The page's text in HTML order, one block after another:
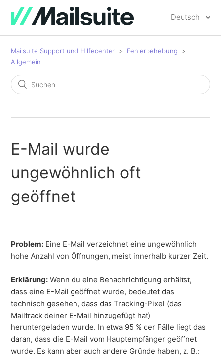
Deutsch
Mailsuite Support und Hilfecenter
Fehlerbehebung
Allgemein
E-Mail wurde
ungewöhnlich oft
geöffnet
Problem: Eine E-Mail verzeichnet eine ungewöhnlich
hohe Anzahl von Öffnungen, meist innerhalb kurzer Zeit.
Erklärung: Wenn du eine Benachrichtigung erhältst,
dass eine E-Mail geöffnet wurde, bedeutet das
technisch gesehen, dass das Tracking-Pixel (das
Mailtrack deiner E-Mail hinzugefügt hat)
heruntergeladen wurde. In etwa 95 % der Fälle liegt das
daran, dass die E-Mail vom Hauptempfänger geöffnet
wurde. Es kann aber auch andere Gründe haben, z. B.: